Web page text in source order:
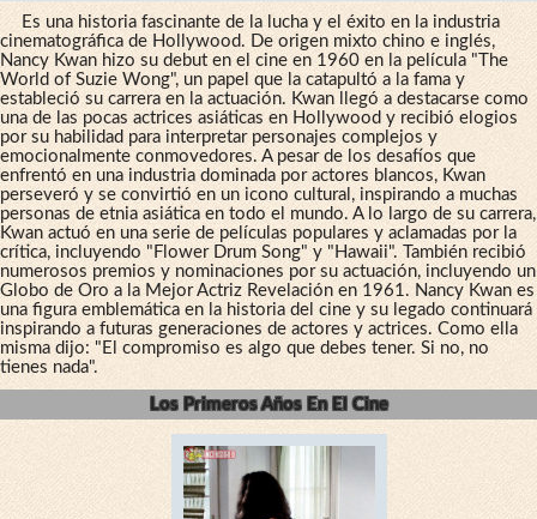
Es una historia fascinante de la lucha y el éxito en la industria
cinematográfica de Hollywood. De origen mixto chino e inglés,
Nancy Kwan hizo su debut en el cine en 1960 en la película "The
World of Suzie Wong", un papel que la catapultó a la fama y
estableció su carrera en la actuación. Kwan llegó a destacarse como
una de las pocas actrices asiáticas en Hollywood y recibió elogios
por su habilidad para interpretar personajes complejos y
emocionalmente conmovedores. A pesar de los desafíos que
enfrentó en una industria dominada por actores blancos, Kwan
perseveró y se convirtió en un icono cultural, inspirando a muchas
personas de etnia asiática en todo el mundo. A lo largo de su carrera,
Kwan actuó en una serie de películas populares y aclamadas por la
crítica, incluyendo "Flower Drum Song" y "Hawaii". También recibió
numerosos premios y nominaciones por su actuación, incluyendo un
Globo de Oro a la Mejor Actriz Revelación en 1961. Nancy Kwan es
una figura emblemática en la historia del cine y su legado continuará
inspirando a futuras generaciones de actores y actrices. Como ella
misma dijo: "El compromiso es algo que debes tener. Si no, no
tienes nada".
Los Primeros Años En El Cine